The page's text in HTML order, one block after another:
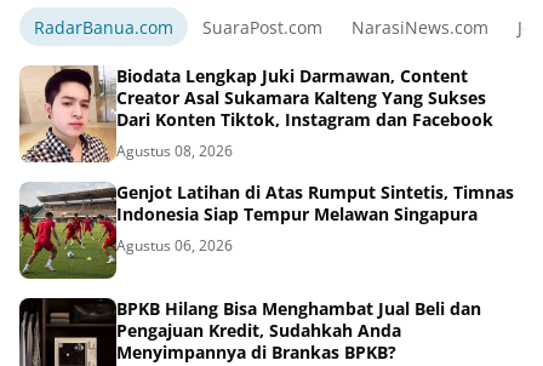
RadarBanua.com SuaraPost.com NarasiNews.com
Biodata Lengkap Juki Darmawan, Content
Creator Asal Sukamara Kalteng Yang Sukses
Dari Konten Tiktok, Instagram dan Facebook
Agustus 08, 2026
Genjot Latihan di Atas Rumput Sintetis, Timnas
Indonesia Siap Tempur Melawan Singapura
Agustus 06, 2026
BPKB Hilang Bisa Menghambat Jual Beli dan
Pengajuan Kredit, Sudahkah Anda
Menyimpannya di Brankas BPKB?